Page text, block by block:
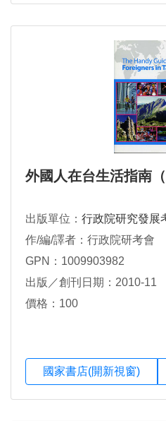
外國人在台生活指南（
出版單位： 行政院研究發展
作/編/譯者：行政院研考會
GPN：1009903982
出版／創刊日期：2010-11
價格：100
國家書店(開新視窗)